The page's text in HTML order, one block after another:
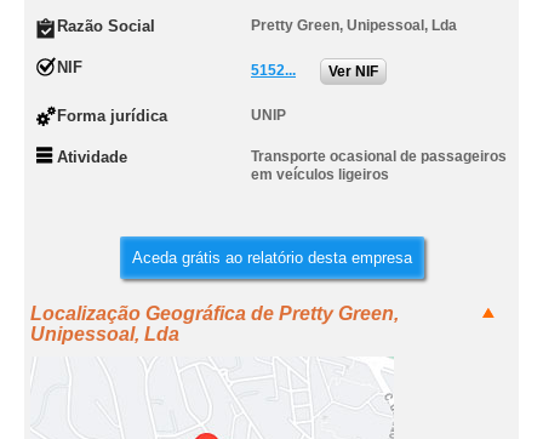
Razão Social Pretty Green, Unipessoal, Lda
NIF 5152... Ver NIF
Forma jurídica UNIP
Atividade
Transporte ocasional de passageiros
em veículos ligeiros
Aceda grátis ao relatório desta empresa
Localização Geográfica de Pretty Green,
Unipessoal, Lda